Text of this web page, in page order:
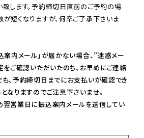
致します。予約締切日直前のご予約の場
短くなりますが、何卒ご了承下さいま
案内メール」が届かない場合、”迷惑メー
をご確認いただいたのち、お早めにご連絡
も、予約締切日までにお支払いが確認でき
なりますのでご注意下さいませ。
営業日に振込案内メールを送信してい